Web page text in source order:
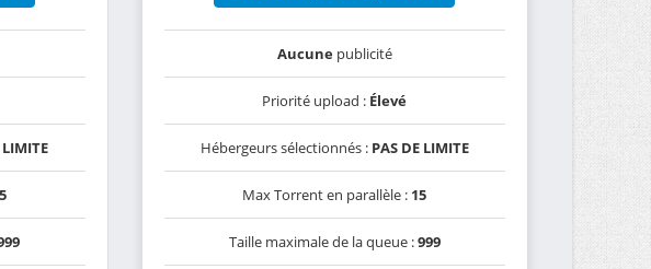
LIMITE
Aucunepublicité
Priorité upload : Élevé
Hébergeurs sélectionnés : PAS DE LIMITE
Max Torrent en parallèle : 15
Taille maximale de la queue :999